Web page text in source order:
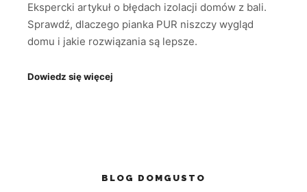
Ekspercki artykuł o błędach izolacji domów z bali.
Sprawdź, dlaczego pianka PUR niszczy wygląd
domu i jakie rozwiązania są lepsze.
Dowiedz się więcej
BLOG DOMGUSTO